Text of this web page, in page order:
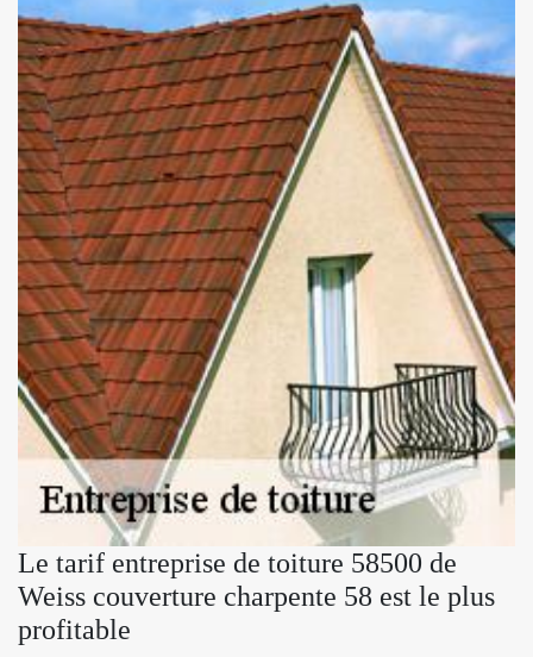
Le tarif entreprise de toiture 58500 de
Weiss couverture charpente 58 est le plus
profitable